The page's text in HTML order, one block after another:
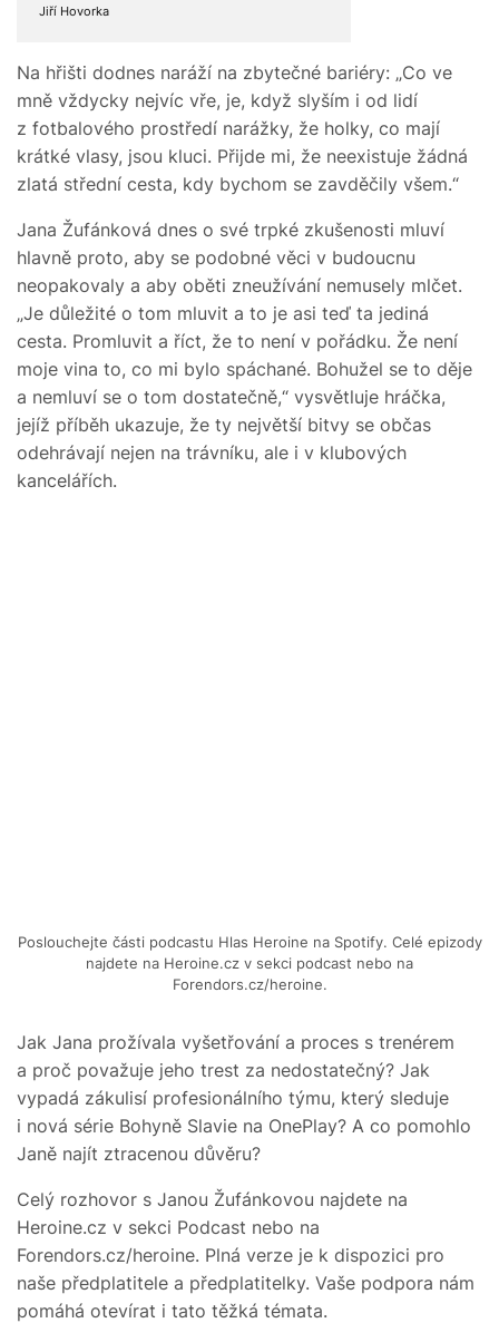
Jiří Hovorka
Na hřišti dodnes naráží na zbytečné bariéry: „Co ve
mně vždycky nejvíc vře, je, když slyším i od lidí
z fotbalového prostředí narážky, že holky, co mají
krátké vlasy, jsou kluci. Přijde mi, že neexistuje žádná
zlatá střední cesta, kdy bychom se zavděčily všem.“
Jana Žufánková dnes o své trpké zkušenosti mluví
hlavně proto, aby se podobné věci v budoucnu
neopakovaly a aby oběti zneužívání nemusely mlčet.
„Je důležité o tom mluvit a to je asi teď ta jediná
cesta. Promluvit a říct, že to není v pořádku. Že není
moje vina to, co mi bylo spáchané. Bohužel se to děje
a nemluví se o tom dostatečně,“ vysvětluje hráčka,
jejíž příběh ukazuje, že ty největší bitvy se občas
odehrávají nejen na trávníku, ale i v klubových
kancelářích.
Poslouchejte části podcastu Hlas Heroine na Spotify. Celé epizody
najdete na Heroine.cz v sekci podcast nebo na
Forendors.cz/heroine.
Jak Jana prožívala vyšetřování a proces s trenérem
a proč považuje jeho trest za nedostatečný? Jak
vypadá zákulisí profesionálního týmu, který sleduje
i nová série Bohyně Slavie na OnePlay? A co pomohlo
Janě najít ztracenou důvěru?
Celý rozhovor s Janou Žufánkovou najdete na
Heroine.cz v sekci Podcast nebo na
Forendors.cz/heroine. Plná verze je k dispozici pro
naše předplatitele a předplatitelky. Vaše podpora nám
pomáhá otevírat i tato těžká témata.